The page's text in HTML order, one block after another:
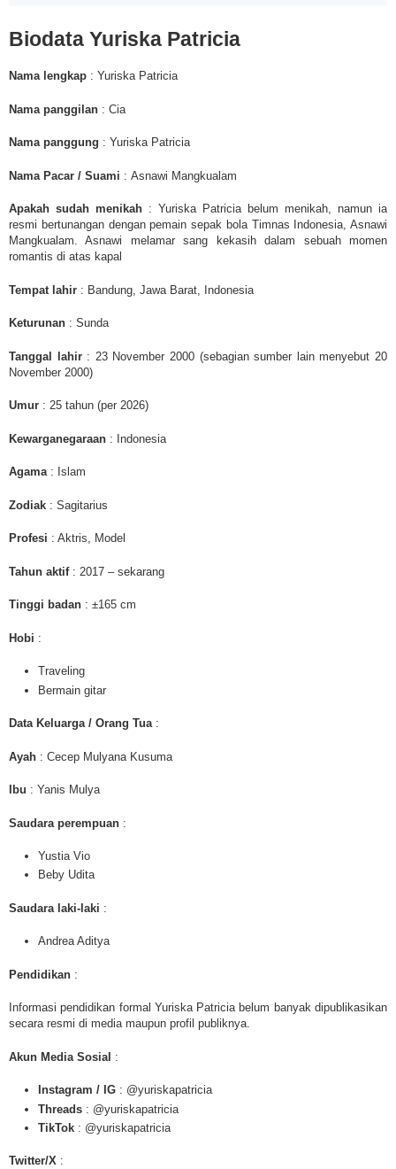
Biodata Yuriska Patricia
Nama lengkap : Yuriska Patricia
Nama panggilan : Cia
Nama panggung : Yuriska Patricia
Nama Pacar / Suami : Asnawi Mangkualam
Apakah sudah menikah : Yuriska Patricia belum menikah, namun ia
resmi bertunangan dengan pemain sepak bola Timnas Indonesia, Asnawi
Mangkualam. Asnawi melamar sang kekasih dalam sebuah momen
romantis di atas kapal
Tempat lahir : Bandung, Jawa Barat, Indonesia
Keturunan : Sunda
Tanggal lahir: 23 November 2000 (sebagian sumber lain menyebut 20
November 2000)
Umur : 25 tahun (per 2026)
Kewarganegaraan : Indonesia
Agama: Islam
Zodiak : Sagitarius
Profesi : Aktris, Model
Tahun aktif: 2017 – sekarang
Tinggi badan : ±165 cm
Hobi :
Traveling
Bermain gitar
Data Keluarga / Orang Tua:
Ayah : Cecep Mulyana Kusuma
Ibu : Yanis Mulya
Saudara perempuan :
Yustia Vio
Beby Udita
Saudara laki-laki :
Andrea Aditya
Pendidikan :
Informasi pendidikan formal Yuriska Patricia belum banyak dipublikasikan
secara resmi di media maupun profil publiknya.
Akun Media Sosial :
Instagram / IG: @yuriskapatricia
Threads: @yuriskapatricia
TikTok: @yuriskapatricia
Twitter/X :